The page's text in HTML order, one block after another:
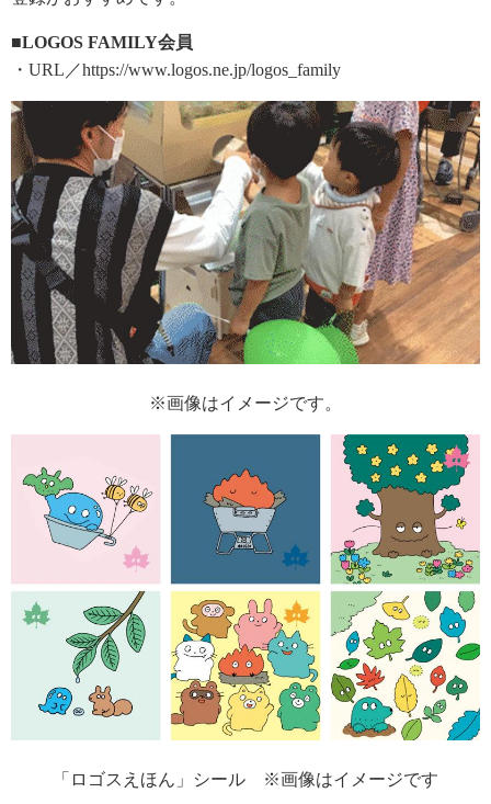
■LOGOS FAMILY会員
・URL／https://www.logos.ne.jp/logos_family
※画像はイメージです。
「ロゴスえほん」シール ※画像はイメージです